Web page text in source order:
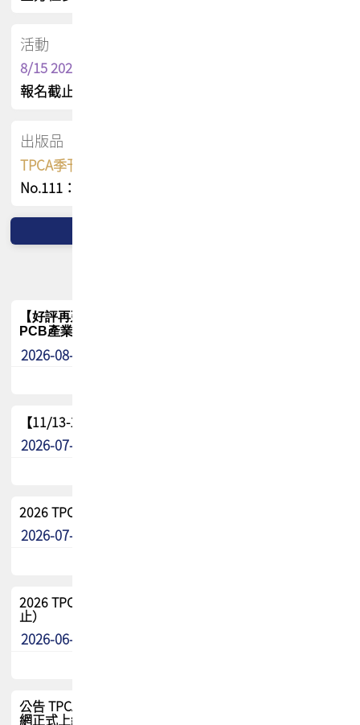
活動
8/15 2026 TPCA健康盃保齡球聯誼賽
報名截止日 : 8/3 活動日期 : 8/15
出版品
TPCA季刊 FREE 線上版
No.111：PCB全球風險布局與韌性
【好評再延長】PCB GPT 全面開放體驗延長到8月!!
PCB產業專屬 AI 知識平台
2026-08-04
【11/13-15】2026 TPCA 百岳登頂_南橫三星
2026-07-22
2026 TPCA中南區會員問卷暨7/31交流餐敘報名
2026-07-08
2026 TPCA健康盃保齡球聯誼賽 熱烈報名中（8/3報名截
止）
2026-06-29
公告 TPCA 台灣電路板協會官網將迎來新面貌，7/1 新官
網正式上線！